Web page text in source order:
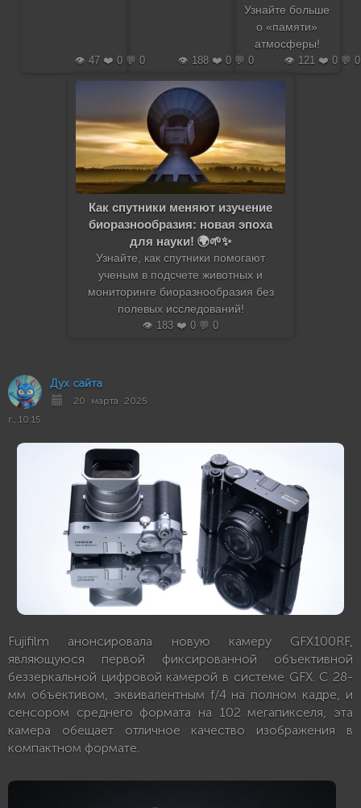
👁️ 47 ❤️ 0 💬 0 👁️ 188 ❤️ 0 💬 0
Узнайте больше
о «памяти»
атмосферы!
👁️ 121 ❤️ 0 💬 0
Как спутники меняют изучение
биоразнообразия: новая эпоха
для науки! 🌍🌱✨
Узнайте, как спутники помогают
ученым в подсчете животных и
мониторинге биоразнообразия без
полевых исследований!
👁️ 183 ❤️ 0 💬 0
Дух сайта
20 марта 2025
г., 10:15
Fujifilm анонсировала новую камеру GFX100RF,
являющуюся первой фиксированной объективной
беззеркальной цифровой камерой в системе GFX. С 28-
мм объективом, эквивалентным f/4 на полном кадре, и
сенсором среднего формата на 102 мегапикселя, эта
камера обещает отличное качество изображения в
компактном формате.